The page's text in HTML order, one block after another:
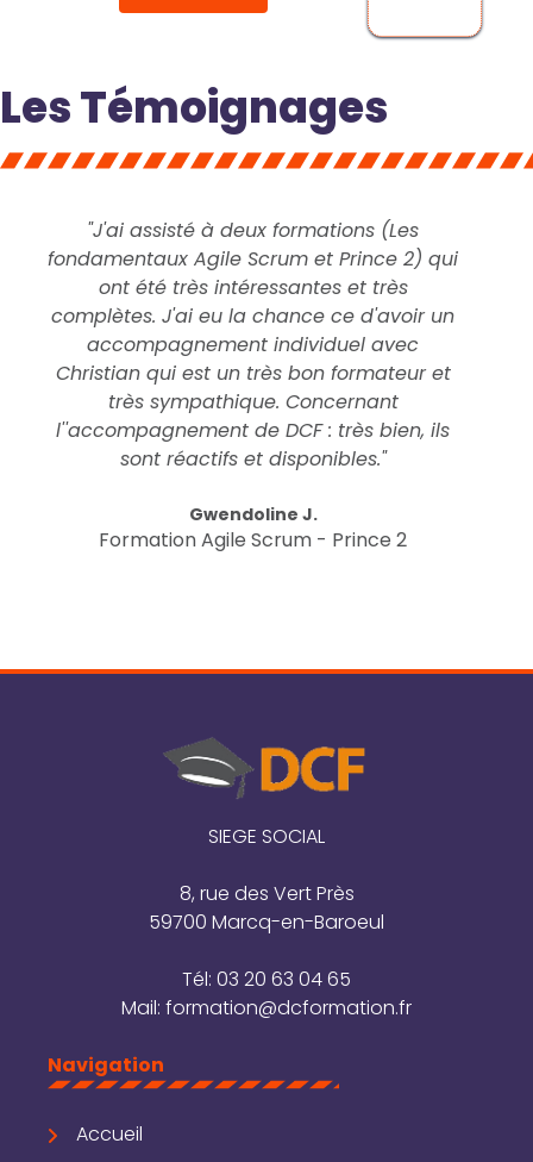
Les Témoignages
"J'ai assisté à deux formations (Les
fondamentaux Agile Scrum et Prince 2) qui
ont été très intéressantes et très
complètes. J'ai eu la chance ce d'avoir un
accompagnement individuel avec
Christian qui est un très bon formateur et
très sympathique. Concernant
l''accompagnement de DCF : très bien, ils
sont réactifs et disponibles."
Gwendoline J.
Formation Agile Scrum - Prince 2
SIEGE SOCIAL
8, rue des Vert Près
59700 Marcq-en-Baroeul
Tél: 03 20 63 04 65
Mail: formation@dcformation.fr
Navigation
Accueil